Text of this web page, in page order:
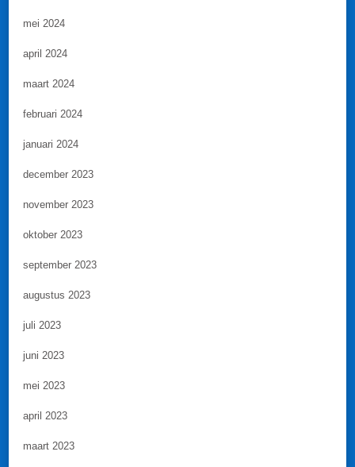
mei 2024
april 2024
maart 2024
februari 2024
januari 2024
december 2023
november 2023
oktober 2023
september 2023
augustus 2023
juli 2023
juni 2023
mei 2023
april 2023
maart 2023